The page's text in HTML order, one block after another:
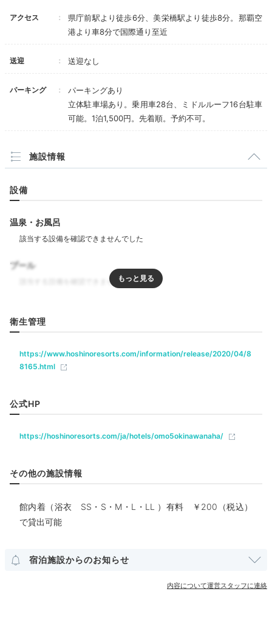
楽しい気持ちになるご近所マップ 宿
OMOベースに移動。スタッフのおすすめスポットが載
あえば、夕方開催の「裏」国際通りの街歩きや、首里城
講座など沖縄の魅力を知れる無料アクティビティに参加
してみて。
okinawagurashi
OMOベースは広々としているので、館内のOMOカフェ
で飲み物を買ってゆっくりするのもおすすめです＾＾
ホテルスタッフのおすすめ
琉球王朝時代から独自の情緒を育み、ディープな魅力が
18:00
地元の味を満喫
アクセス
県庁前駅より徒歩6分、美栄橋駅より徒歩8分。那覇空
港より車8分で国際通り至近
送迎 送迎なし
パーキング
パーキングあり
立体駐車場あり。乗用車28台、ミドルルーフ16台駐車
可能。1泊1,500円。先着順。予約不可。
施設情報
設備
温泉・お風呂
プール
飲食
レストラン
ベビー＆子供関連
洋室
インターネット利用可能
ユニバーサルルーム
その他館内施設
ボディソープ タオル
衛生管理
https://www.hoshinoresorts.com/information/release/2020/04/8
8165.html
公式HP
https://hoshinoresorts.com/ja/hotels/omo5okinawanaha/
その他の施設情報
館内着（浴衣 SS・S・M・L・LL ）有料 ￥200（税込）
で貸出可能
宿泊施設からのお知らせ
内容について運営スタッフに連絡